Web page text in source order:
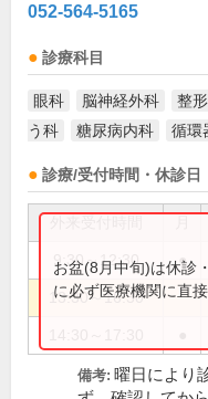
052-564-5165
診療科目
眼科 脳神経外科 整
う科
糖尿病内科 循環
診療/受付時間・休診日
9:30～12:30 ●
13:30～16:30
お盆(8月中旬)は休診
に必ず医療機関に直
備考: 曜日により